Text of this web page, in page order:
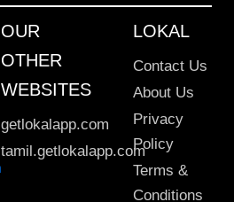
OUR
OTHER
WEBSITES
getlokalapp.com
tamil.getlokalapp.com
LOKAL
Contact Us
About Us
Privacy
Policy
Terms &
Conditions